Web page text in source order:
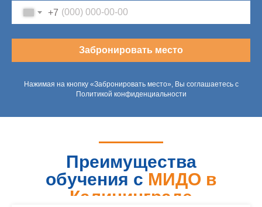
+7
Забронировать место
Нажимая на кнопку «Забронировать место», Вы соглашаетесь с
Политикой конфиденциальности
Преимущества
обучения с МИДО в
Калининграде